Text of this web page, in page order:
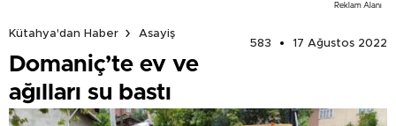
Reklam Alanı
Kütahya'dan Haber
Asayiş
583
17 Ağustos 2022
Domaniç’te ev ve
ağılları su bastı